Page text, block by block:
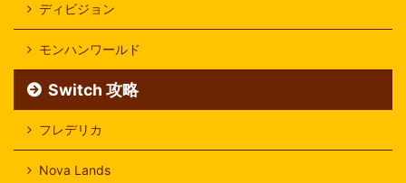
ディビジョン
モンハンワールド
Switch 攻略
フレデリカ
Nova Lands